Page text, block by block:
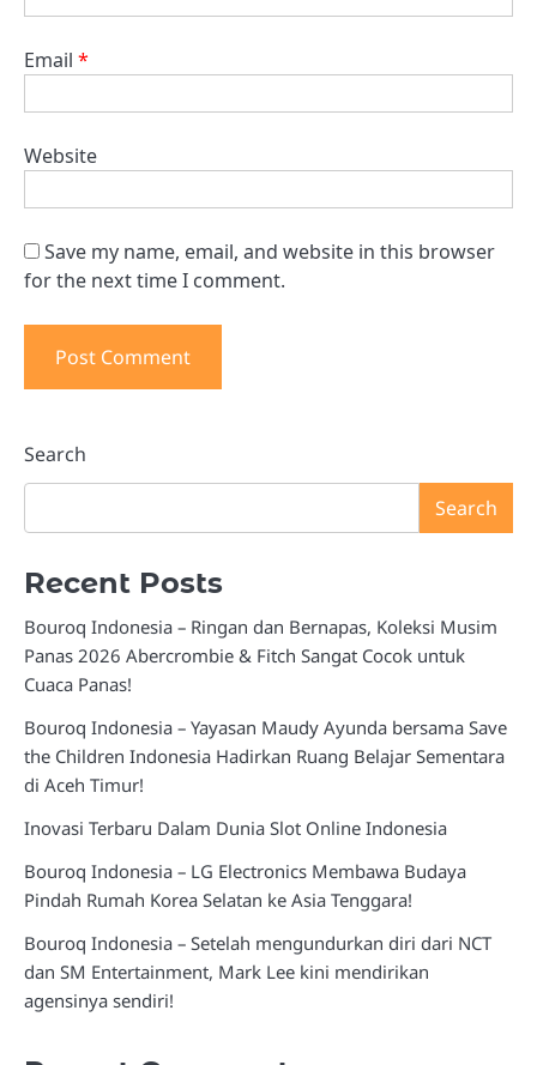
Email *
Website
Save my name, email, and website in this browser
for the next time I comment.
Search
Search
Recent Posts
Bouroq Indonesia – Ringan dan Bernapas, Koleksi Musim
Panas 2026 Abercrombie & Fitch Sangat Cocok untuk
Cuaca Panas!
Bouroq Indonesia – Yayasan Maudy Ayunda bersama Save
the Children Indonesia Hadirkan Ruang Belajar Sementara
di Aceh Timur!
Inovasi Terbaru Dalam Dunia Slot Online Indonesia
Bouroq Indonesia – LG Electronics Membawa Budaya
Pindah Rumah Korea Selatan ke Asia Tenggara!
Bouroq Indonesia – Setelah mengundurkan diri dari NCT
dan SM Entertainment, Mark Lee kini mendirikan
agensinya sendiri!